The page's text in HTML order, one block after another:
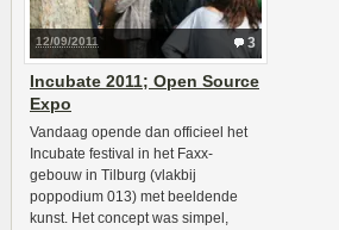
3
12/09/2011
Incubate 2011; Open Source
Expo
Vandaag opende dan officieel het
Incubate festival in het Faxx-
gebouw in Tilburg (vlakbij
poppodium 013) met beeldende
kunst. Het concept was simpel,